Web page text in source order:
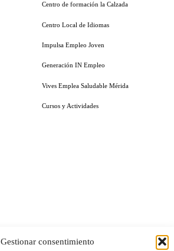
Gestionar consentimiento
Centro de formación la Calzada
Centro Local de Idiomas
Impulsa Empleo Joven
Generación IN Empleo
Vives Emplea Saludable Mérida
Cursos y Actividades